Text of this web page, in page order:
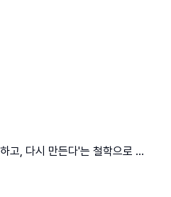
고, 다시 만든다'는 철학으로 ...